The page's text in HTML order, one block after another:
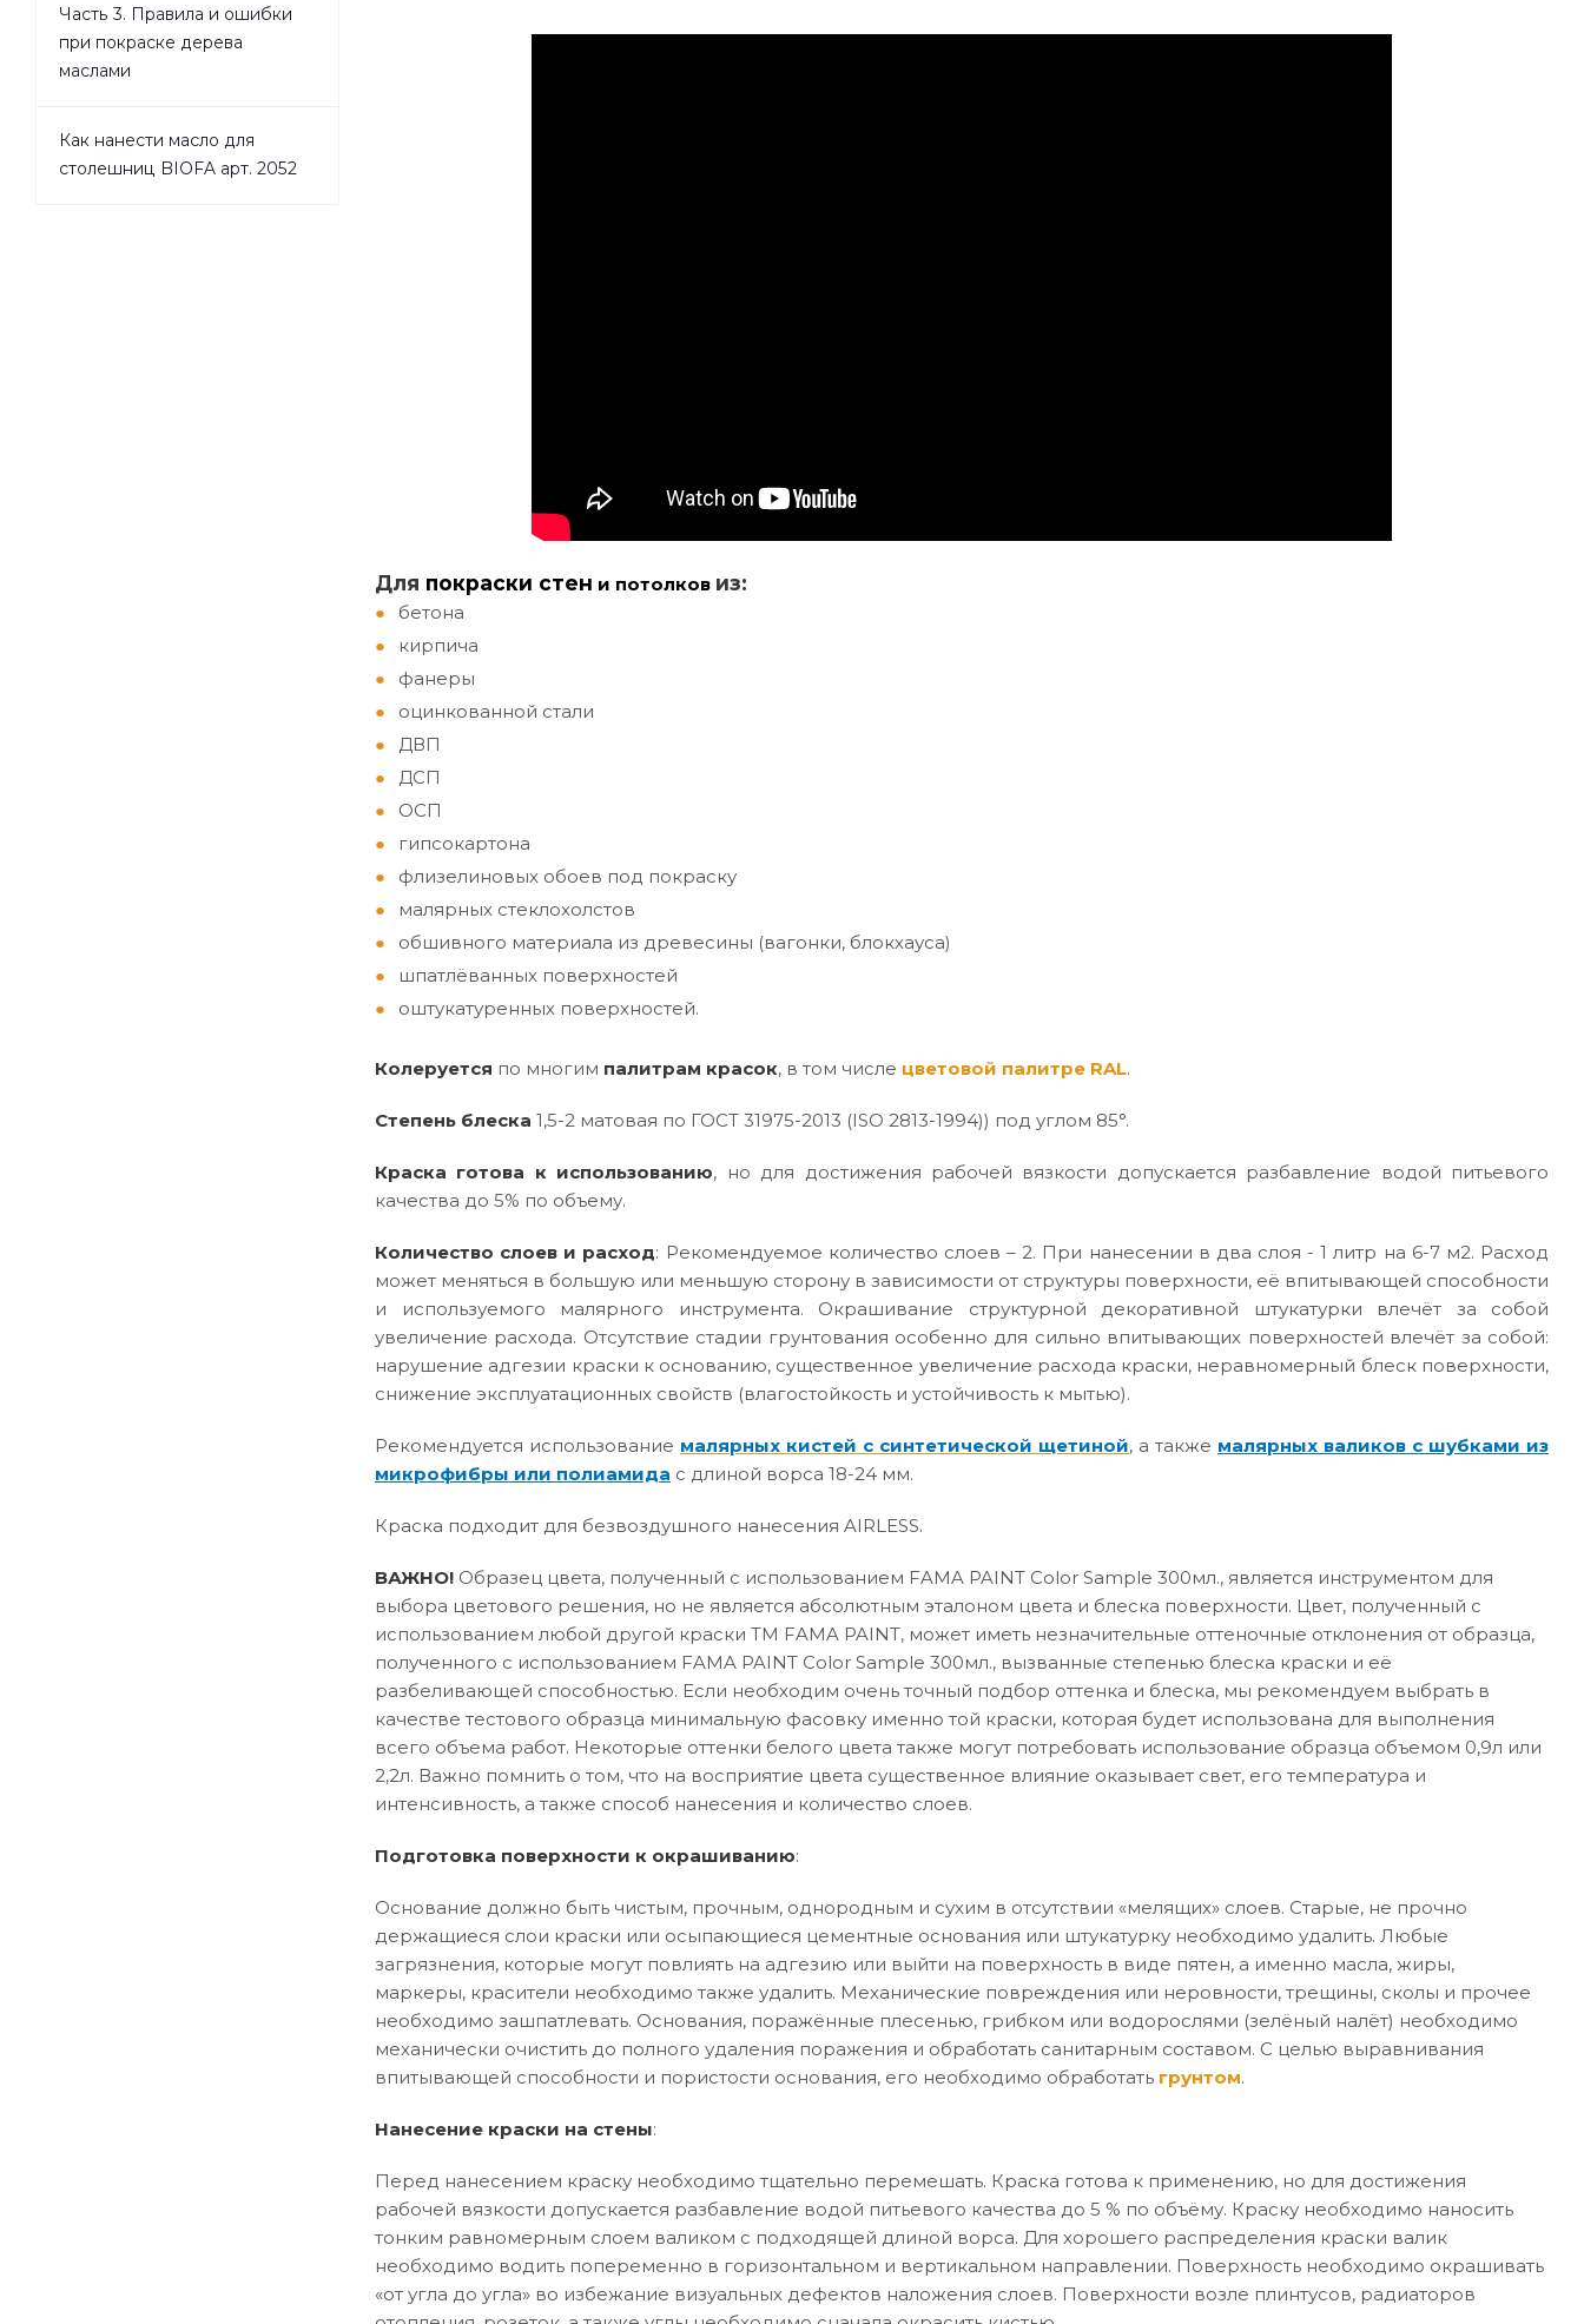
Для покраски стен и потолков из:
бетона
кирпича
фанеры
оцинкованной стали
ДВП
ДСП
ОСП
гипсокартона
флизелиновых обоев под покраску
малярных стеклохолстов
обшивного материала из древесины (вагонки, блокхауса)
шпатлёванных поверхностей
оштукатуренных поверхностей.
Колеруется по многим палитрам красок, в том числе цветовой палитре RAL.
Степень блеска 1,5-2 матовая по ГОСТ 31975-2013 (ISO 2813-1994)) под углом 85°.
Краска готова к использованию, но для достижения рабочей вязкости допускается разбавление водой питьевого
качества до 5% по объему.
Количество слоев и расход: Рекомендуемое количество слоев – 2. При нанесении в два слоя - 1 литр на 6-7 м2. Расход
может меняться в большую или меньшую сторону в зависимости от структуры поверхности, её впитывающей способности
и используемого малярного инструмента. Окрашивание структурной декоративной штукатурки влечёт за собой
увеличение расхода. Отсутствие стадии грунтования особенно для сильно впитывающих поверхностей влечёт за собой:
нарушение адгезии краски к основанию, существенное увеличение расхода краски, неравномерный блеск поверхности,
снижение эксплуатационных свойств (влагостойкость и устойчивость к мытью).
Рекомендуется использование малярных кистей с синтетической щетиной, а также малярных валиков с шубками из
микрофибры или полиамида с длиной ворса 18-24 мм.
Краска подходит для безвоздушного нанесения AIRLESS.
ВАЖНО! Образец цвета, полученный с использованием FAMA PAINT Color Sample 300мл., является инструментом для
выбора цветового решения, но не является абсолютным эталоном цвета и блеска поверхности. Цвет, полученный с
использованием любой другой краски ТМ FAMA PAINT, может иметь незначительные оттеночные отклонения от образца,
полученного с использованием FAMA PAINT Color Sample 300мл., вызванные степенью блеска краски и её
разбеливающей способностью. Если необходим очень точный подбор оттенка и блеска, мы рекомендуем выбрать в
качестве тестового образца минимальную фасовку именно той краски, которая будет использована для выполнения
всего объема работ. Некоторые оттенки белого цвета также могут потребовать использование образца объемом 0,9л или
2,2л. Важно помнить о том, что на восприятие цвета существенное влияние оказывает свет, его температура и
интенсивность, а также способ нанесения и количество слоев.
Подготовка поверхности к окрашиванию:
Основание должно быть чистым, прочным, однородным и сухим в отсутствии «мелящих» слоев. Старые, не прочно
держащиеся слои краски или осыпающиеся цементные основания или штукатурку необходимо удалить. Любые
загрязнения, которые могут повлиять на адгезию или выйти на поверхность в виде пятен, а именно масла, жиры,
маркеры, красители необходимо также удалить. Механические повреждения или неровности, трещины, сколы и прочее
необходимо зашпатлевать. Основания, поражённые плесенью, грибком или водорослями (зелёный налёт) необходимо
механически очистить до полного удаления поражения и обработать санитарным составом. С целью выравнивания
впитывающей способности и пористости основания, его необходимо обработать грунтом.
Нанесение краски на стены:
Перед нанесением краску необходимо тщательно перемешать. Краска готова к применению, но для достижения
рабочей вязкости допускается разбавление водой питьевого качества до 5 % по объёму. Краску необходимо наносить
тонким равномерным слоем валиком с подходящей длиной ворса. Для хорошего распределения краски валик
необходимо водить попеременно в горизонтальном и вертикальном направлении. Поверхность необходимо окрашивать
«от угла до угла» во избежание визуальных дефектов наложения слоев. Поверхности возле плинтусов, радиаторов
Часть 3. Правила и ошибки
при покраске дерева
маслами
Как нанести масло для
столешниц BIOFA арт. 2052